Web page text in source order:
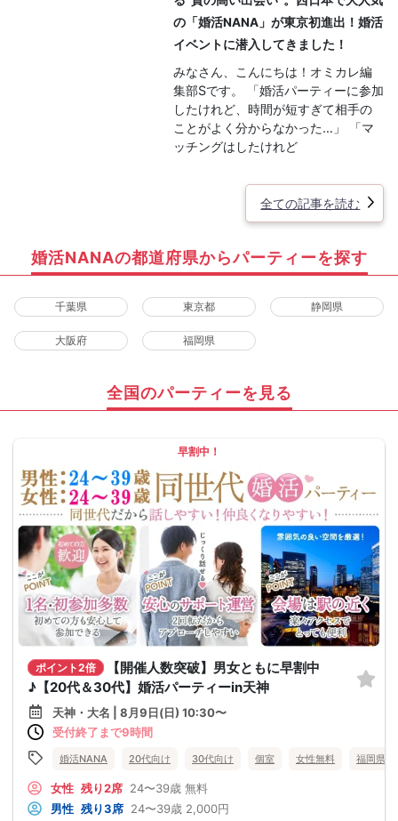
の「婚活NANA」が東京初進出！婚活
イベントに潜入してきました！
みなさん、こんにちは！オミカレ編
集部Sです。 「婚活パーティーに参加
したけれど、時間が短すぎて相手の
ことがよく分からなかった…」 「マ
ッチングはしたけれど
全ての記事を読む
婚活NANAの都道府県からパーティーを探す
千葉県 東京都 静岡県
大阪府 福岡県
全国のパーティーを見る
早割中！
ポイント2倍
【開催人数突破】男女ともに早割中
♪【20代＆30代】婚活パーティーin天神
天神・大名 | 8月9日(日) 10:30〜
受付終了まで9時間
婚活NANA 20代向け 30代向け 個室 女性無料 福岡県
女性 残り2席 24〜39歳 無料
男性 残り3席 24〜39歳 2,000円